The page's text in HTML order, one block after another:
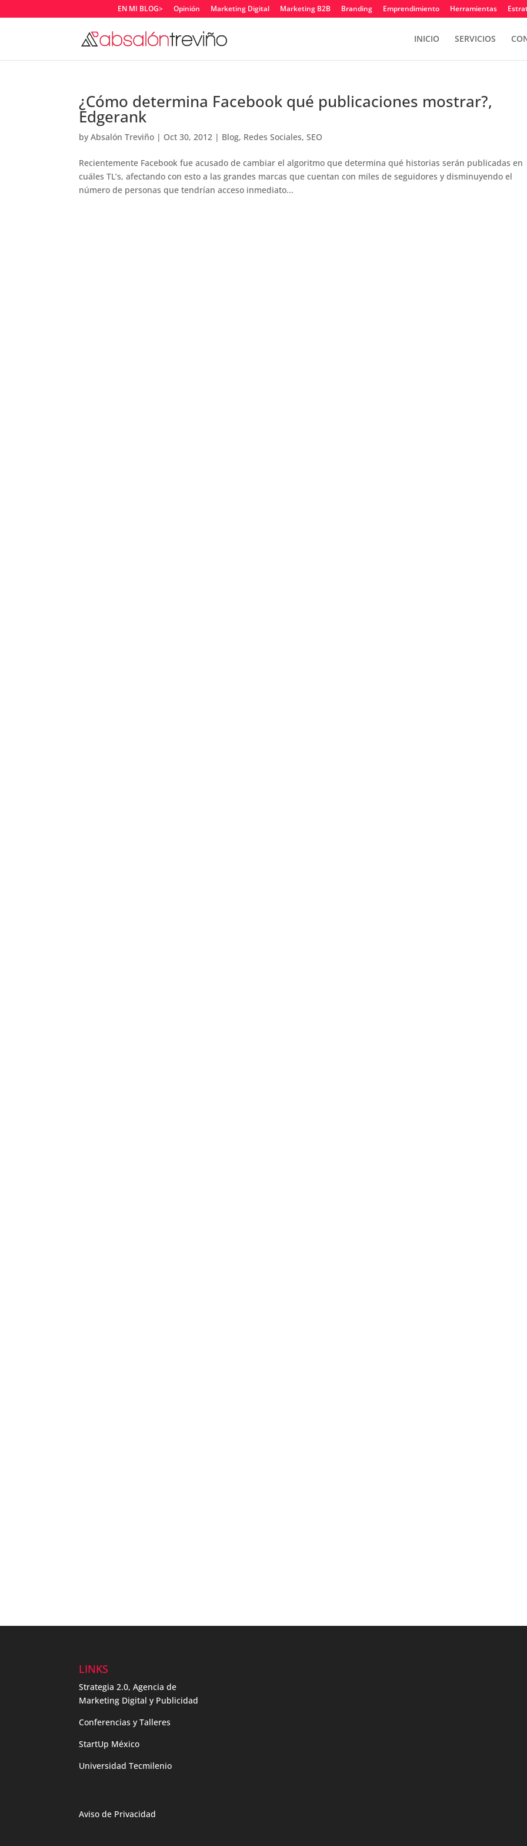
EN MI BLOG> Opinión Marketing Digital Marketing B2B Branding Emprendimiento Herramientas
INICIO SERVICIOS
¿Cómo determina Facebook qué publicaciones mostrar?,
Edgerank
byAbsalón Treviño | Oct 30, 2012 | Blog, Redes Sociales,SEO
Recientemente Facebook fue acusado de cambiar el algoritmo que determina qué historias serán publicadas en
cuáles TL’s, afectando con esto a las grandes marcas que cuentan con miles de seguidores y disminuyendo el
número de personas que tendrían acceso inmediato...
LINKS
Strategia 2.0, Agencia de
Marketing Digital y Publicidad
Conferencias y Talleres
StartUp México
Universidad Tecmilenio
Aviso de Privacidad